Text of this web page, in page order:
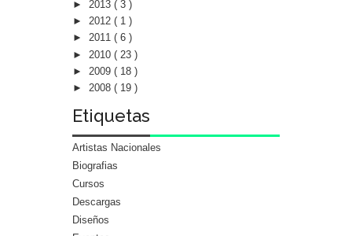
► 2013 ( 3 )
► 2012 ( 1 )
► 2011 ( 6 )
► 2010 ( 23 )
► 2009 ( 18 )
► 2008 ( 19 )
Etiquetas
Artistas Nacionales
Biografias
Cursos
Descargas
Diseños